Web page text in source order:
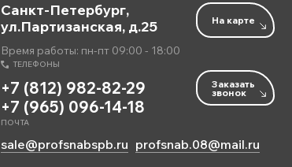
Санкт-Петербург,
ул.Партизанская, д.25
Время работы: пн-пт 09:00 - 18:00
На карте
ТЕЛЕФОНЫ
+7 (812) 982-82-29
+7 (965) 096-14-18
Заказать
звонок
ПОЧТА
sale@profsnabspb.ru profsnab.08@mail.ru